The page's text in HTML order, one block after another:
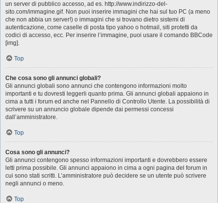
un server di pubblico accesso, ad es. http://www.indirizzo-del-
sito.com/immagine.gif. Non puoi inserire immagini che hai sul tuo PC (a meno
che non abbia un server!) o immagini che si trovano dietro sistemi di
autenticazione, come caselle di posta tipo yahoo o hotmail, siti protetti da
codici di accesso, ecc. Per inserire l’immagine, puoi usare il comando BBCode
[img].
Top
Che cosa sono gli annunci globali?
Gli annunci globali sono annunci che contengono informazioni molto
importanti e tu dovresti leggerli quanto prima. Gli annunci globali appaiono in
cima a tutti i forum ed anche nel Pannello di Controllo Utente. La possibilità di
scrivere su un annuncio globale dipende dai permessi concessi
dall’amministratore.
Top
Cosa sono gli annunci?
Gli annunci contengono spesso informazioni importanti e dovrebbero essere
letti prima possibile. Gli annunci appaiono in cima a ogni pagina del forum in
cui sono stati scritti. L’amministratore può decidere se un utente può scrivere
negli annunci o meno.
Top